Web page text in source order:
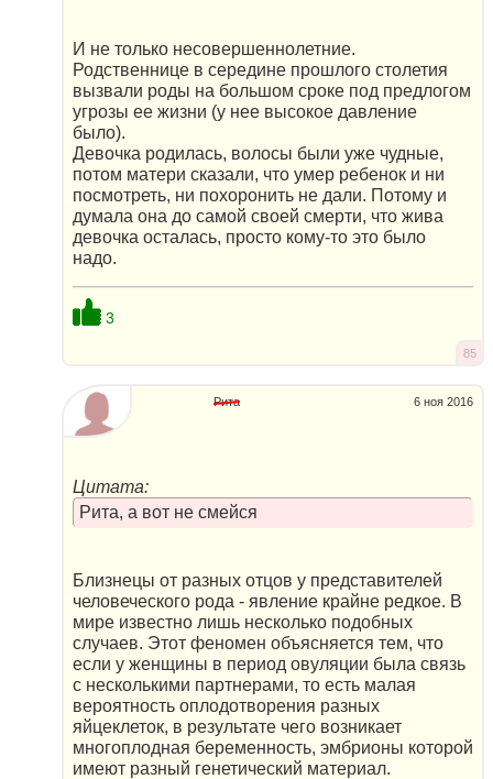
И не только несовершеннолетние.
Родственнице в середине прошлого столетия
вызвали роды на большом сроке под предлогом
угрозы ее жизни (у нее высокое давление
было).
Девочка родилась, волосы были уже чудные,
потом матери сказали, что умер ребенок и ни
посмотреть, ни похоронить не дали. Потому и
думала она до самой своей смерти, что жива
девочка осталась, просто кому-то это было
надо.
3
85
6 ноя 2016
Рита
Цитата:
Рита, а вот не смейся
Близнецы от разных отцов у представителей
человеческого рода - явление крайне редкое. В
мире известно лишь несколько подобных
случаев. Этот феномен объясняется тем, что
если у женщины в период овуляции была связь
с несколькими партнерами, то есть малая
вероятность оплодотворения разных
яйцеклеток, в результате чего возникает
многоплодная беременность, эмбрионы которой
имеют разный генетический материал.